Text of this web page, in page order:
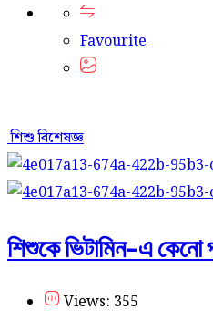
Favourite
শিশু বিশেষজ্ঞ
শিশুকে ভিটামিন-এ
Views: 355